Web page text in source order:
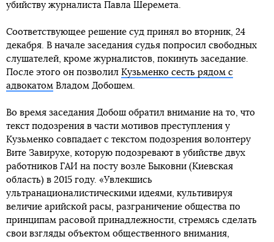
убийству журналиста Павла Шеремета.
Соответствующее решение суд принял во вторник, 24
декабря. В начале заседания судья попросил свободных
слушателей, кроме журналистов, покинуть заседание.
После этого он позволил Кузьменко сесть рядом с
адвокатом Владом Добошем.
Во время заседания Добош обратил внимание на то, что
текст подозрения в части мотивов преступления у
Кузьменко совпадает с текстом подозрения волонтеру
Вите Завирухе, которую подозревают в убийстве двух
работников ГАИ на посту возле Быковни (Киевская
область) в 2015 году. «Увлекшись
ультранационалистическими идеями, культивируя
величие арийской расы, разграничение общества по
принципам расовой принадлежности, стремясь сделать
свои взгляды объектом общественного внимания,